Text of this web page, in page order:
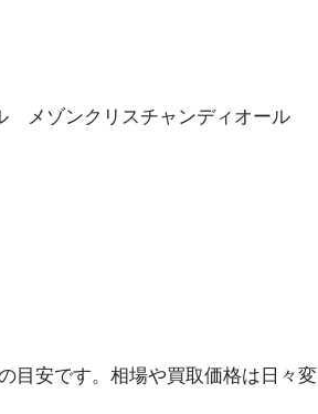
メゾンクリスチャンディオール
目安です。相場や買取価格は日々変